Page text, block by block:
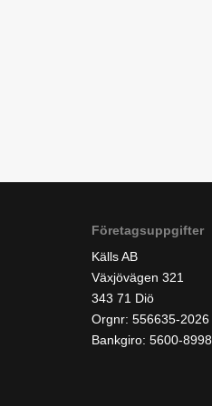
Företagsuppgifter
Källs AB
Växjövägen 321
343 71 Diö
Orgnr: 556635-2026
Bankgiro: 5600-8998